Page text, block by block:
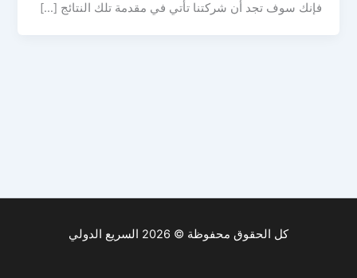
فإنك سوف تجد أن شركتنا تأتي في مقدمة تلك النتائج […]
كل الحقوق محفوظة © 2026 السريع الدولي